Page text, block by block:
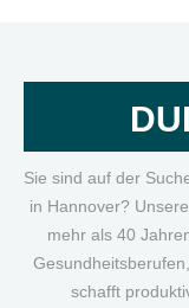
Sie sind auf der
in Hannover?
mehr als 40
schafft